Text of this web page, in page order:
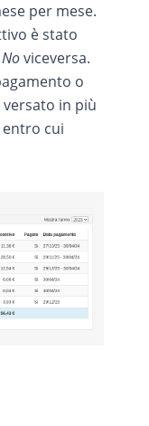
per mese.
è stato
Noviceversa.
o
versato in più
cui